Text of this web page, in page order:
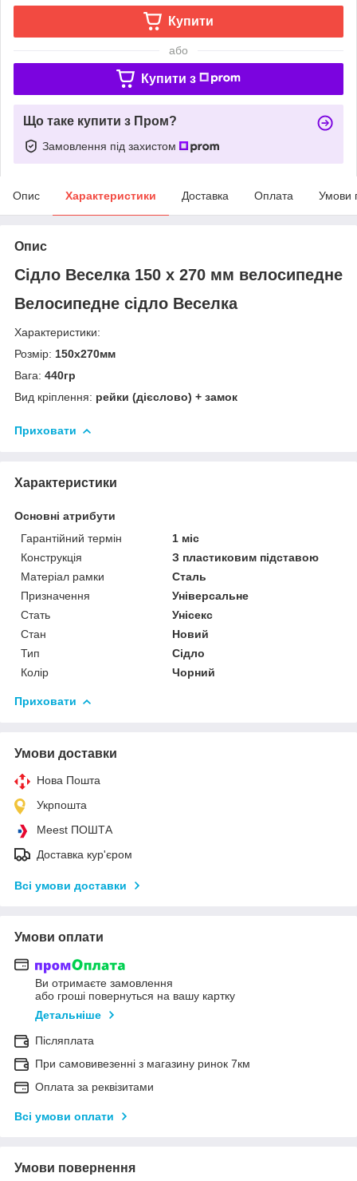
Купити
або
Купити з
Що таке купити з Пром?
Замовлення під захистом
Опис Характеристики Доставка Оплата Умови
Опис
Сідло Веселка 150 х 270 мм велосипедне
Велосипедне сідло Веселка
Характеристики:
Розмір: 150х270мм
Вага: 440гр
Вид кріплення: рейки (дієслово) + замок
Приховати
Характеристики
Основні атрибути
Гарантійний термін
1 міс
Конструкція
З пластиковим підставою
Матеріал рамки
Сталь
Призначення
Універсальне
Стать
Унісекс
Стан
Новий
Тип
Сідло
Колір
Чорний
Приховати
Умови доставки
Нова Пошта
Укрпошта
Meest ПОШТА
Доставка кур'єром
Всі умови доставки
Умови оплати
Ви отримаєте замовлення
або гроші повернуться на вашу картку
Детальніше
Післяплата
При самовивезенні з магазину ринок 7км
Оплата за реквізитами
Всі умови оплати
Умови повернення